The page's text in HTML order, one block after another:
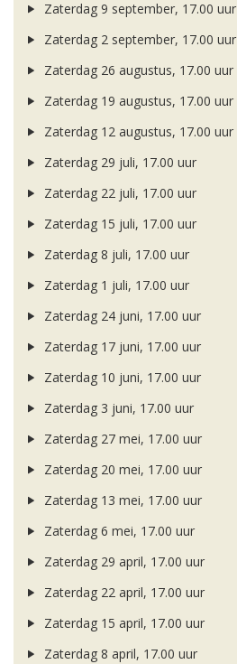
Zaterdag 9 september, 17.00 uur
Zaterdag 2 september, 17.00 uur
Zaterdag 26 augustus, 17.00 uur
Zaterdag 19 augustus, 17.00 uur
Zaterdag 12 augustus, 17.00 uur
Zaterdag 29 juli, 17.00 uur
Zaterdag 22 juli, 17.00 uur
Zaterdag 15 juli, 17.00 uur
Zaterdag 8 juli, 17.00 uur
Zaterdag 1 juli, 17.00 uur
Zaterdag 24 juni, 17.00 uur
Zaterdag 17 juni, 17.00 uur
Zaterdag 10 juni, 17.00 uur
Zaterdag 3 juni, 17.00 uur
Zaterdag 27 mei, 17.00 uur
Zaterdag 20 mei, 17.00 uur
Zaterdag 13 mei, 17.00 uur
Zaterdag 6 mei, 17.00 uur
Zaterdag 29 april, 17.00 uur
Zaterdag 22 april, 17.00 uur
Zaterdag 15 april, 17.00 uur
Zaterdag 8 april, 17.00 uur